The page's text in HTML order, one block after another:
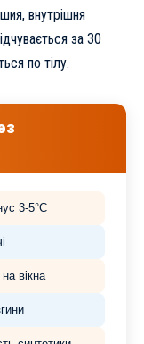
внутрішня
за 30
по тілу.
3-5°C
вікна